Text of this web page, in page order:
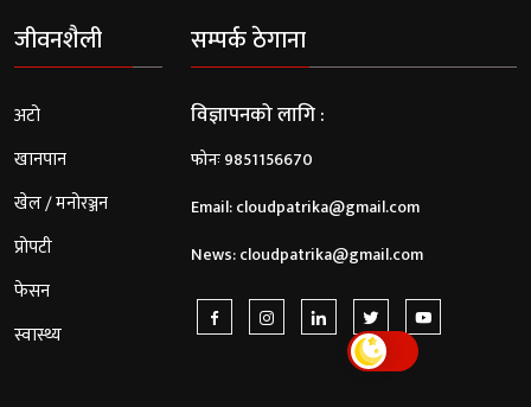
जीवनशैली
अटो
खानपान
खेल / मनोरञ्जन
प्रोपटी
फेसन
स्वास्थ्य
सम्पर्क ठेगाना
विज्ञापनको लागि :
फोनः 9851156670
Email:cloudpatrika@gmail.com
News:cloudpatrika@gmail.com